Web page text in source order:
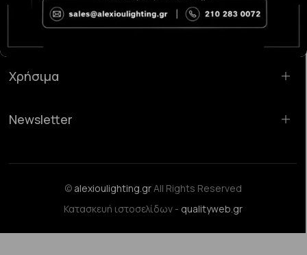
6983123181
Χρήσιμα
Newsletter
© alexioulighting.grAll Rights Reserved
Κατασκευή ιστοσελίδων - qualityweb.gr